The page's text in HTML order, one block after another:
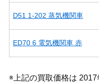
D51 1-202 蒸気機関車
ED70 6 電気機関車 赤
※上記の買取価格は